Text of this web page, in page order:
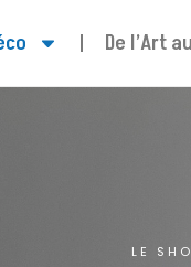
De l’Art
LE